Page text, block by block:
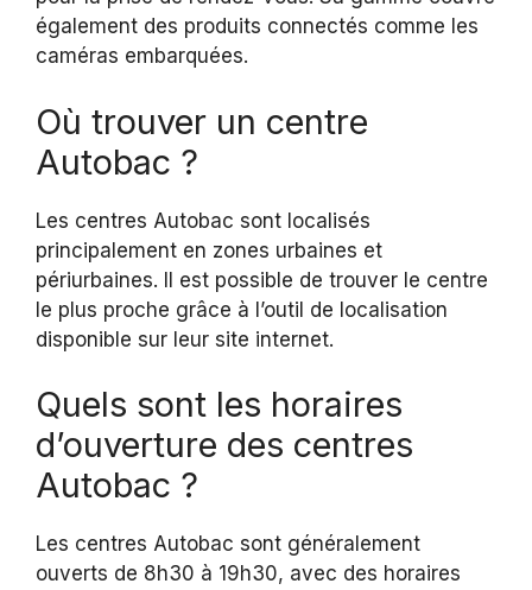
également des produits connectés comme les
caméras embarquées.
Où trouver un centre
Autobac ?
Les centres Autobac sont localisés
principalement en zones urbaines et
périurbaines. Il est possible de trouver le centre
le plus proche grâce à l’outil de localisation
disponible sur leur site internet.
Quels sont les horaires
d’ouverture des centres
Autobac ?
Les centres Autobac sont généralement
ouverts de 8h30 à 19h30, avec des horaires